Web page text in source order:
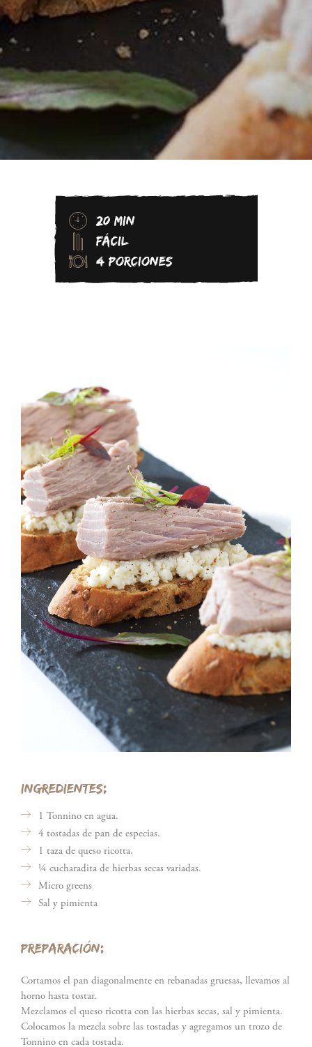
20 MIN
FÁCIL
4 PORCIONES
INGREDIENTES:
1 Tonnino en agua.
4 tostadas de pan de especias.
1 taza de queso ricotta.
¼ cucharadita de hierbas secas variadas.
Micro greens
Sal y pimienta
PREPARACIÓN:
Cortamos el pan diagonalmente en rebanadas gruesas, llevamos al
horno hasta tostar.
Mezclamos el queso ricotta con las hierbas secas, sal y pimienta.
Colocamos la mezcla sobre las tostadas y agregamos un trozo de
Tonnino en cada tostada.